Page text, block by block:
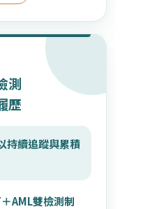
測
歷
持續追蹤與累積
AML雙檢測制